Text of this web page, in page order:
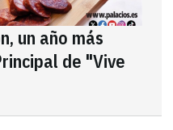
un año más
de "Vive